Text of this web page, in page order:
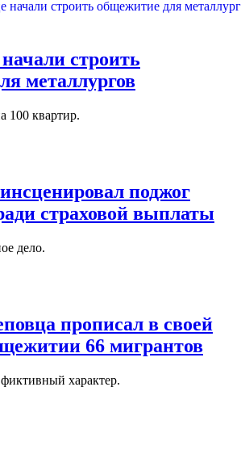
строить
металлургов
100 квартир.
поджог
страховой выплаты
дело.
прописал в своей
66 мигрантов
характер.